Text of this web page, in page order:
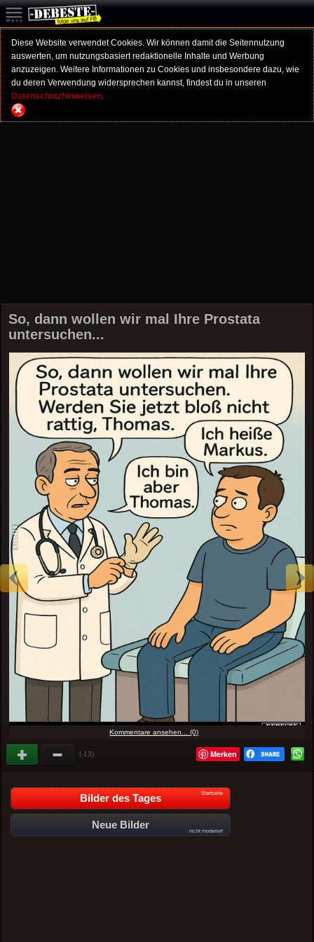
Diese Website verwendet Cookies. Wir können damit die Seitennutzung
auswerten, um nutzungsbasiert redaktionelle Inhalte und Werbung
anzuzeigen. Weitere Informationen zu Cookies und insbesondere dazu, wie
du deren Verwendung widersprechen kannst, findest du in unseren
Datenschutzhinweisen.
So, dann wollen wir mal Ihre Prostata
untersuchen...
Kommentare ansehen... (0)
(-13) Merken
Bilder des Tages Startseite
Neue Bilder
nicht moderiert